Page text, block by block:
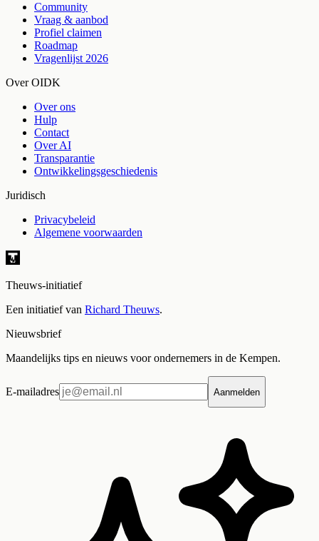
Community
Vraag & aanbod
Profiel claimen
Roadmap
Vragenlijst 2026
Over OIDK
Over ons
Hulp
Contact
Over AI
Transparantie
Ontwikkelingsgeschiedenis
Juridisch
Privacybeleid
Algemene voorwaarden
Theuws-initiatief
Een initiatief van Richard Theuws.
Nieuwsbrief
Maandelijks tips en nieuws voor ondernemers in de Kempen.
E-mailadres Aanmelden